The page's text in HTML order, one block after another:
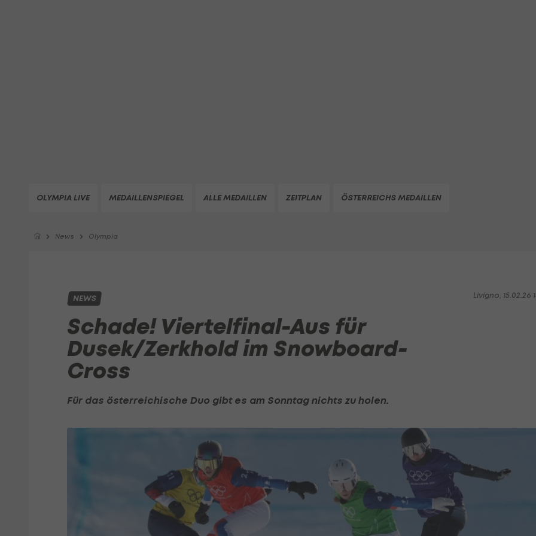
OLYMPIA LIVE MEDAILLENSPIEGEL ALLE MEDAILLEN ZEITPLAN ÖSTERREICHS MEDAILLEN
News Olympia
Livigno, 15.02.26
NEWS
Schade! Viertelfinal-Aus für
Dusek/Zerkhold im Snowboard-
Cross
Für das österreichische Duo gibt es am Sonntag nichts zu holen.